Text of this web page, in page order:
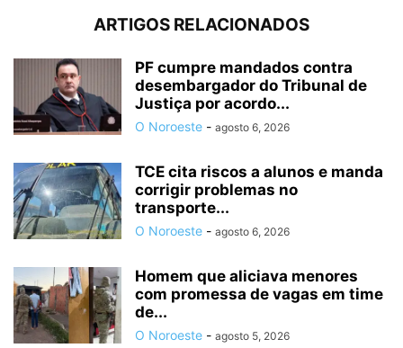
ARTIGOS RELACIONADOS
PF cumpre mandados contra
desembargador do Tribunal de
Justiça por acordo...
O Noroeste - agosto 6, 2026
TCE cita riscos a alunos e manda
corrigir problemas no
transporte...
O Noroeste - agosto 6, 2026
Homem que aliciava menores
com promessa de vagas em time
de...
O Noroeste - agosto 5, 2026